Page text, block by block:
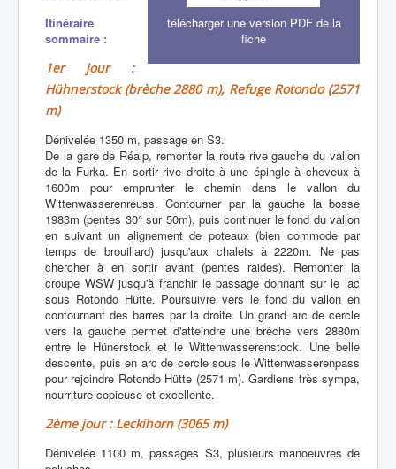
télécharger une version PDF de la
fiche
Itinéraire
sommaire :
1er jour :
Hühnerstock (brèche 2880 m), Refuge Rotondo (2571
m)
Dénivelée 1350 m, passage en S3.
De la gare de Réalp, remonter la route rive gauche du vallon
de la Furka. En sortir rive droite à une épingle à cheveux à
1600m pour emprunter le chemin dans le vallon du
Wittenwasserenreuss. Contourner par la gauche la bosse
1983m (pentes 30° sur 50m), puis continuer le fond du vallon
en suivant un alignement de poteaux (bien commode par
temps de brouillard) jusqu'aux chalets à 2220m. Ne pas
chercher à en sortir avant (pentes raides). Remonter la
croupe WSW jusqu'à franchir le passage donnant sur le lac
sous Rotondo Hütte. Poursuivre vers le fond du vallon en
contournant des barres par la droite. Un grand arc de cercle
vers la gauche permet d'atteindre une brèche vers 2880m
entre le Hünerstock et le Wittenwasserenstock. Une belle
descente, puis en arc de cercle sous le Wittenwasserenpass
pour rejoindre Rotondo Hütte (2571 m). Gardiens très sympa,
nourriture copieuse et excellente.
2ème jour : Leckihorn (3065 m)
Dénivelée 1100 m, passages S3, plusieurs manoeuvres de